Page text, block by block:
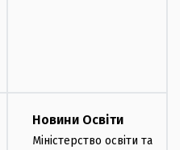
Новини Освіти
Міністерство освіти та